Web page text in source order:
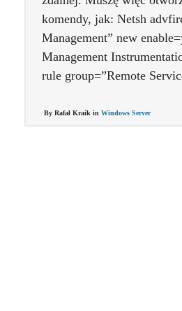
komendy, jak: Netsh
Management” new
Management
rule group=”Remote
By Rafał Kraik in Windows Server